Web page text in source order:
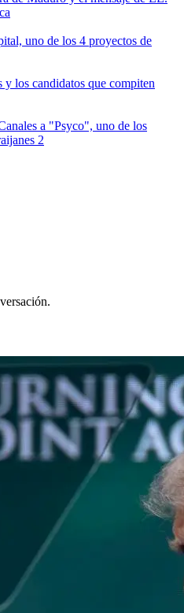
uno de los 4 proyectos de
y los candidatos que compiten
a "Psyco", uno de los
2